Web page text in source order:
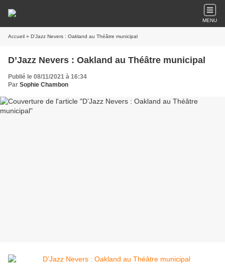
MENU
Accueil » D’Jazz Nevers : Oakland au Théâtre municipal
D’Jazz Nevers : Oakland au Théâtre municipal
Publié le 08/11/2021 à 16:34
Par Sophie Chambon